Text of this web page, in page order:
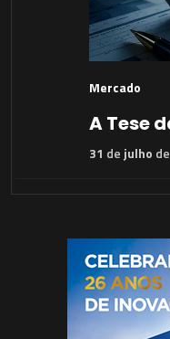
Mercado
A Tese
31 dejulho de